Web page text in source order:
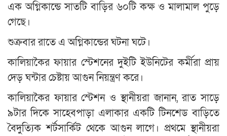
এক অগ্নিকান্ডে সাতটি বাড়ির ৬০টি কক্ষ ও মালামাল পুড়ে
গেছে।
শুক্রবার রাতে এ অগ্নিকান্ডের ঘটনা ঘটে।
কালিয়াকৈর ফায়ার স্টেশনের দুইটি ইউনিটের কর্মীরা প্রায়
দেড় ঘন্টার চেষ্টায় আগুন নিয়ন্ত্রণ করে।
কালিয়াকৈর ফায়ার স্টেশন ও স্থানীয়রা জানান, রাত সাড়ে
৯টার দিকে সাহেবপাড়া এলাকার একটি টিনশেড বাড়িতে
বৈদুত্যিক শর্টসার্কিট থেকে আগুন লাগে। প্রথমে স্থানীয়রা